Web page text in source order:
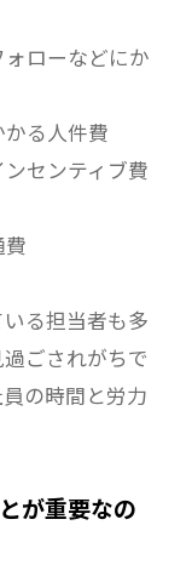
ローなどにか
る人件費
センティブ費
費
る担当者も多
ごされがちで
の時間と労力
が重要なの